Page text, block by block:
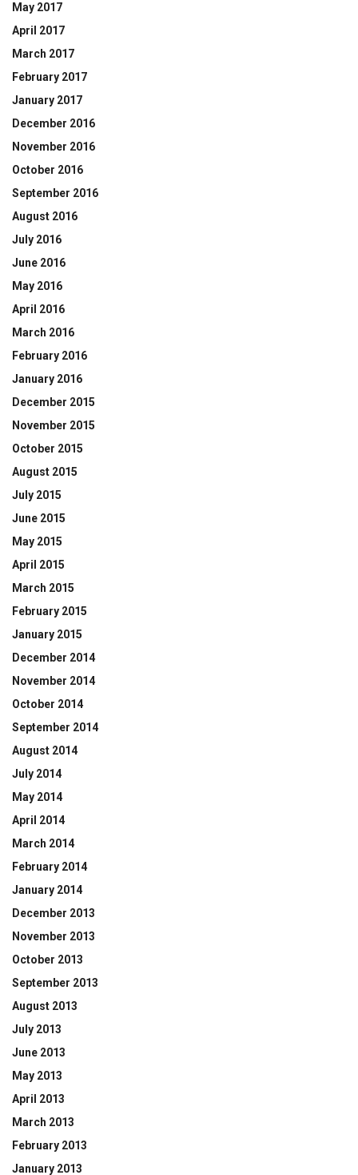
May 2017
April 2017
March 2017
February 2017
January 2017
December 2016
November 2016
October 2016
September 2016
August 2016
July 2016
June 2016
May 2016
April 2016
March 2016
February 2016
January 2016
December 2015
November 2015
October 2015
August 2015
July 2015
June 2015
May 2015
April 2015
March 2015
February 2015
January 2015
December 2014
November 2014
October 2014
September 2014
August 2014
July 2014
May 2014
April 2014
March 2014
February 2014
January 2014
December 2013
November 2013
October 2013
September 2013
August 2013
July 2013
June 2013
May 2013
April 2013
March 2013
February 2013
January 2013